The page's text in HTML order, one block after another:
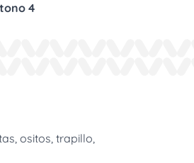
4
ositos, trapillo,